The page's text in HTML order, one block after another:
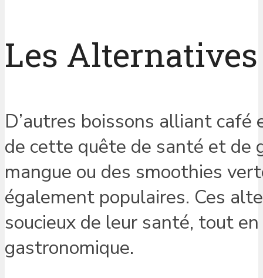
Les
D’autres boissons alliant
de cette quête de santé et de
mangue ou des smoothies
également populaires. Ces
soucieux de leur santé, tout
gastronomique.